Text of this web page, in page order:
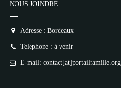
NOUS JOINDRE
Adresse : Bordeaux
Telephone : à venir
E-mail: contact[at]portailfamille.org